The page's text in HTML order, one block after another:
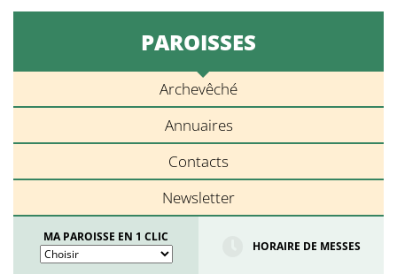
PAROISSES
Archevêché
Annuaires
Contacts
Newsletter
MA PAROISSE EN 1 CLIC
HORAIRE DE MESSES